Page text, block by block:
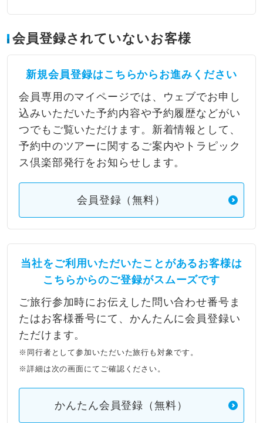
会員登録されていないお客様
新規会員登録はこちらからお進みください
会員専用のマイページでは、ウェブでお申し
込みいただいた予約内容や予約履歴などがい
つでもご覧いただけます。新着情報として、
予約中のツアーに関するご案内やトラピック
ス倶楽部発行をお知らせします。
会員登録（無料）
当社をご利用いただいたことがあるお客様は
こちらからのご登録がスムーズです
ご旅行参加時にお伝えした問い合わせ番号ま
たはお客様番号にて、かんたんに会員登録い
ただけます。
※同行者として参加いただいた旅行も対象です。
※詳細は次の画面にてご確認ください。
かんたん会員登録（無料）